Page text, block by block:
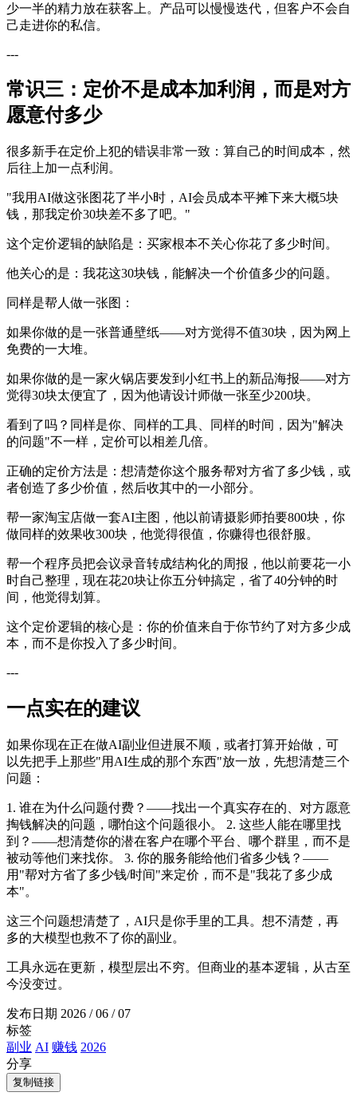
少一半的精力放在获客上。产品可以慢慢迭代，但客户不会自
己走进你的私信。
---
常识三：定价不是成本加利润，而是对方
愿意付多少
很多新手在定价上犯的错误非常一致：算自己的时间成本，然
后往上加一点利润。
"我用AI做这张图花了半小时，AI会员成本平摊下来大概5块
钱，那我定价30块差不多了吧。"
这个定价逻辑的缺陷是：买家根本不关心你花了多少时间。
他关心的是：我花这30块钱，能解决一个价值多少的问题。
同样是帮人做一张图：
如果你做的是一张普通壁纸——对方觉得不值30块，因为网上
免费的一大堆。
如果你做的是一家火锅店要发到小红书上的新品海报——对方
觉得30块太便宜了，因为他请设计师做一张至少200块。
看到了吗？同样是你、同样的工具、同样的时间，因为"解决
的问题"不一样，定价可以相差几倍。
正确的定价方法是：想清楚你这个服务帮对方省了多少钱，或
者创造了多少价值，然后收其中的一小部分。
帮一家淘宝店做一套AI主图，他以前请摄影师拍要800块，你
做同样的效果收300块，他觉得很值，你赚得也很舒服。
帮一个程序员把会议录音转成结构化的周报，他以前要花一小
时自己整理，现在花20块让你五分钟搞定，省了40分钟的时
间，他觉得划算。
这个定价逻辑的核心是：你的价值来自于你节约了对方多少成
本，而不是你投入了多少时间。
---
一点实在的建议
如果你现在正在做AI副业但进展不顺，或者打算开始做，可
以先把手上那些"用AI生成的那个东西"放一放，先想清楚三个
问题：
1. 谁在为什么问题付费？——找出一个真实存在的、对方愿意
掏钱解决的问题，哪怕这个问题很小。 2. 这些人能在哪里找
到？——想清楚你的潜在客户在哪个平台、哪个群里，而不是
被动等他们来找你。 3. 你的服务能给他们省多少钱？——
用"帮对方省了多少钱/时间"来定价，而不是"我花了多少成
本"。
这三个问题想清楚了，AI只是你手里的工具。想不清楚，再
多的大模型也救不了你的副业。
工具永远在更新，模型层出不穷。但商业的基本逻辑，从古至
今没变过。
发布日期 2026 / 06 / 07
标签
副业 AI 赚钱 2026
分享
复制链接